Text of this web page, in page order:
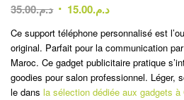
د.م.35.00
Le
initial
était :
د.م.35.00.
د.م.15.00
Le
est :
د.م.15.00.
Ce support téléphone personnalisé est
original. Parfait pour la communication
Maroc. Ce gadget publicitaire pratique
goodies pour salon professionnel. Léger,
le dansla sélection dédiée aux gadgets